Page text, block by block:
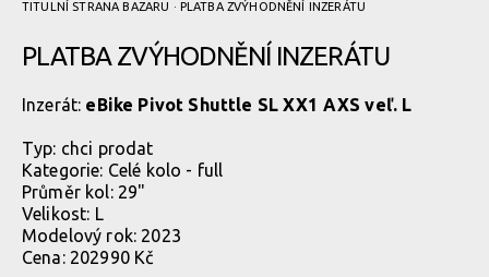
TITULNÍ STRANA BAZARU · PLATBA ZVÝHODNĚNÍ­ INZERÁTU
PLATBA ZVÝHODNĚNÍ­ INZERÁTU
Inzerát: eBike Pivot Shuttle SL XX1 AXS veľ. L
Typ: chci prodat
Kategorie: Celé kolo - full
Průměr kol: 29"
Velikost: L
Modelový rok: 2023
Cena: 202990 Kč